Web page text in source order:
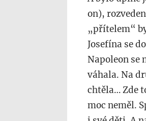
on),
„přítelem“
Josefína se
Napoleon se
váhala. Na
chtěla… Zde
moc neměl.